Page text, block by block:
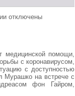
отключены
медицинской помощи,
с коронавирусом,
с доступностью
Мурашко на встрече с
фон Гайром,